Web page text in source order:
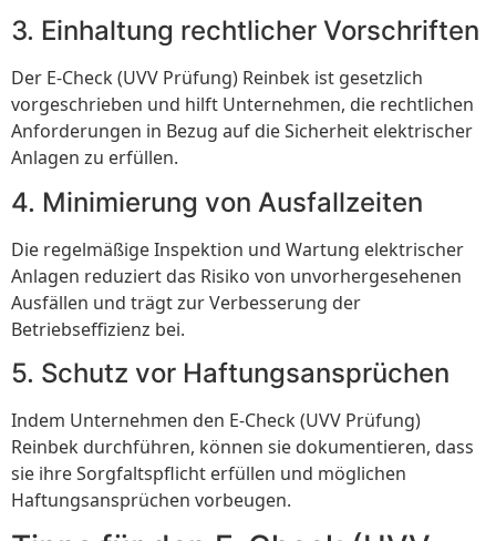
3. Einhaltung rechtlicher Vorschriften
Der E-Check (UVV Prüfung) Reinbek ist gesetzlich
vorgeschrieben und hilft Unternehmen, die rechtlichen
Anforderungen in Bezug auf die Sicherheit elektrischer
Anlagen zu erfüllen.
4. Minimierung von Ausfallzeiten
Die regelmäßige Inspektion und Wartung elektrischer
Anlagen reduziert das Risiko von unvorhergesehenen
Ausfällen und trägt zur Verbesserung der
Betriebseffizienz bei.
5. Schutz vor Haftungsansprüchen
Indem Unternehmen den E-Check (UVV Prüfung)
Reinbek durchführen, können sie dokumentieren, dass
sie ihre Sorgfaltspflicht erfüllen und möglichen
Haftungsansprüchen vorbeugen.